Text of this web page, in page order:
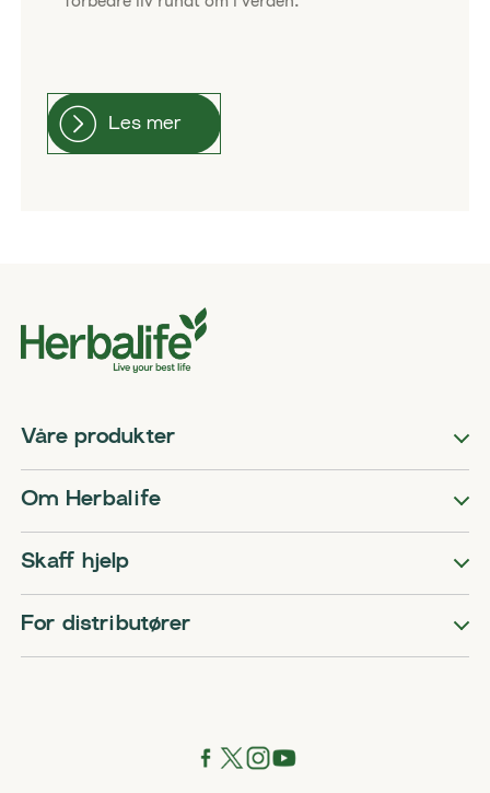
Les mer
Våre produkter
Om Herbalife
Skaff hjelp
For distributører